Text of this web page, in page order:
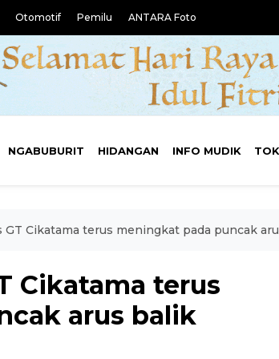
Otomotif Pemilu ANTARA Foto
NGABUBURIT HIDANGAN INFO MUDIK
GT Cikatama terus meningkat pada puncak
Cikatama terus
arus balik